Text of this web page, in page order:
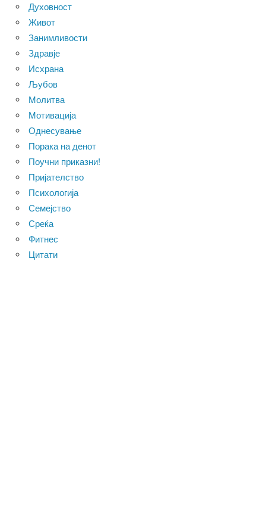
Духовност
Живот
Занимливости
Здравје
Исхрана
Љубов
Молитва
Мотивација
Однесување
Порака на денот
Поучни приказни!
Пријателство
Психологија
Семејство
Среќа
Фитнес
Цитати